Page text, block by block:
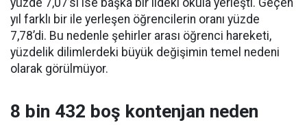
yüzde 7,07’si ise başka bir ildeki okula yerleşti. Geçen
yıl farklı bir ile yerleşen öğrencilerin oranı yüzde
7,78’di. Bu nedenle şehirler arası öğrenci hareketi,
yüzdelik dilimlerdeki büyük değişimin temel nedeni
olarak görülmüyor.
8 bin 432 boş kontenjan neden